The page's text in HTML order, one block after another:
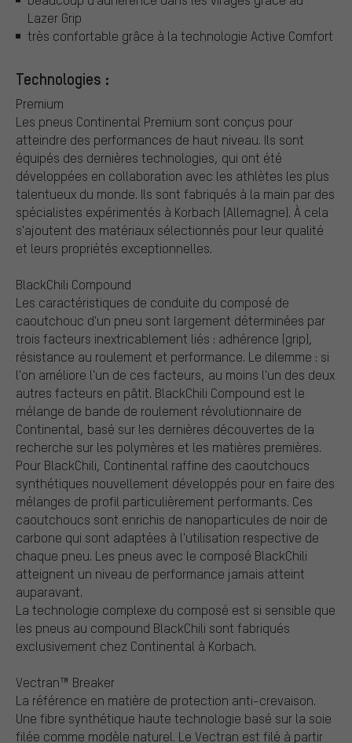
Lazer Grip
très confortable grâce à la technologie Active Comfort
Technologies :
Premium
Les pneus Continental Premium sont conçus pour
atteindre des performances de haut niveau. Ils sont
équipés des dernières technologies, qui ont été
développées en collaboration avec les athlètes les plus
talentueux du monde. Ils sont fabriqués à la main par des
spécialistes expérimentés à Korbach (Allemagne). À cela
s'ajoutent des matériaux sélectionnés pour leur qualité
et leurs propriétés exceptionnelles.
BlackChili Compound
Les caractéristiques de conduite du composé de
caoutchouc d'un pneu sont largement déterminées par
trois facteurs inextricablement liés : adhérence (grip),
résistance au roulement et performance. Le dilemme : si
l'on améliore l'un de ces facteurs, au moins l'un des deux
autres facteurs en pâtit. BlackChili Compound est le
mélange de bande de roulement révolutionnaire de
Continental, basé sur les dernières découvertes de la
recherche sur les polymères et les matières premières.
Pour BlackChili, Continental raffine des caoutchoucs
synthétiques nouvellement développés pour en faire des
mélanges de profil particulièrement performants. Ces
caoutchoucs sont enrichis de nanoparticules de noir de
carbone qui sont adaptées à l'utilisation respective de
chaque pneu. Les pneus avec le composé BlackChili
atteignent un niveau de performance jamais atteint
auparavant.
La technologie complexe du composé est si sensible que
les pneus au compound BlackChili sont fabriqués
exclusivement chez Continental à Korbach.
Vectran™ Breaker
La référence en matière de protection anti-crevaison.
Une fibre synthétique haute technologie basé sur la soie
filée comme modèle naturel. Le Vectran est filé à partir